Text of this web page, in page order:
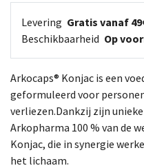
Levering Gratis vanaf
Beschikbaarheid Op
Arkocaps® Konjac is een
geformuleerd voor
verliezen.Dankzij zijn
Arkopharma 100 % van de
Konjac, die in synergie
het lichaam.